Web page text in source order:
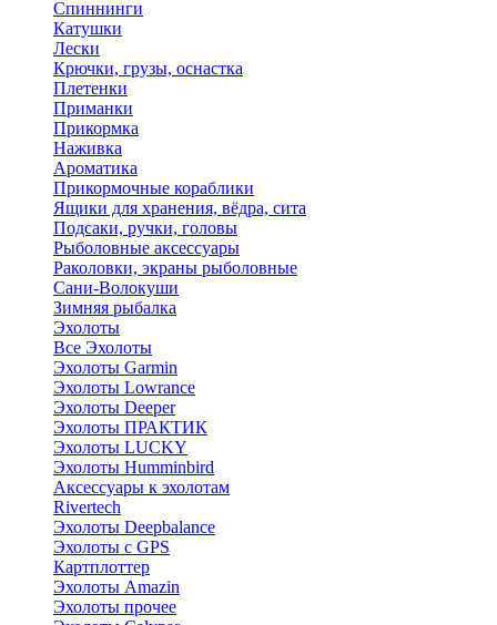
Спиннинги
Катушки
Лески
Крючки, грузы, оснастка
Плетенки
Приманки
Прикормка
Наживка
Ароматика
Прикормочные кораблики
Ящики для хранения, вёдра, сита
Подсаки, ручки, головы
Рыболовные аксессуары
Раколовки, экраны рыболовные
Сани-Волокуши
Зимняя рыбалка
Эхолоты
Все Эхолоты
Эхолоты Garmin
Эхолоты Lowrance
Эхолоты Deeper
Эхолоты ПРАКТИК
Эхолоты LUCKY
Эхолоты Humminbird
Аксессуары к эхолотам
Rivertech
Эхолоты Deepbalance
Эхолоты с GPS
Картплоттер
Эхолоты Amazin
Эхолоты прочее